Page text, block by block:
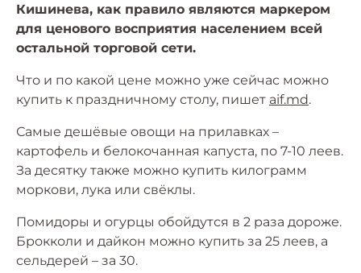
Кишинева, как правило являются маркером
для ценового восприятия населением всей
остальной торговой сети.
Что и по какой цене можно уже сейчас можно
купить к праздничному столу, пишет aif.md.
Самые дешёвые овощи на прилавках –
картофель и белокочанная капуста, по 7-10 леев.
За десятку также можно купить килограмм
моркови, лука или свёклы.
Помидоры и огурцы обойдутся в 2 раза дороже.
Брокколи и дайкон можно купить за 25 леев, а
сельдерей – за 30.